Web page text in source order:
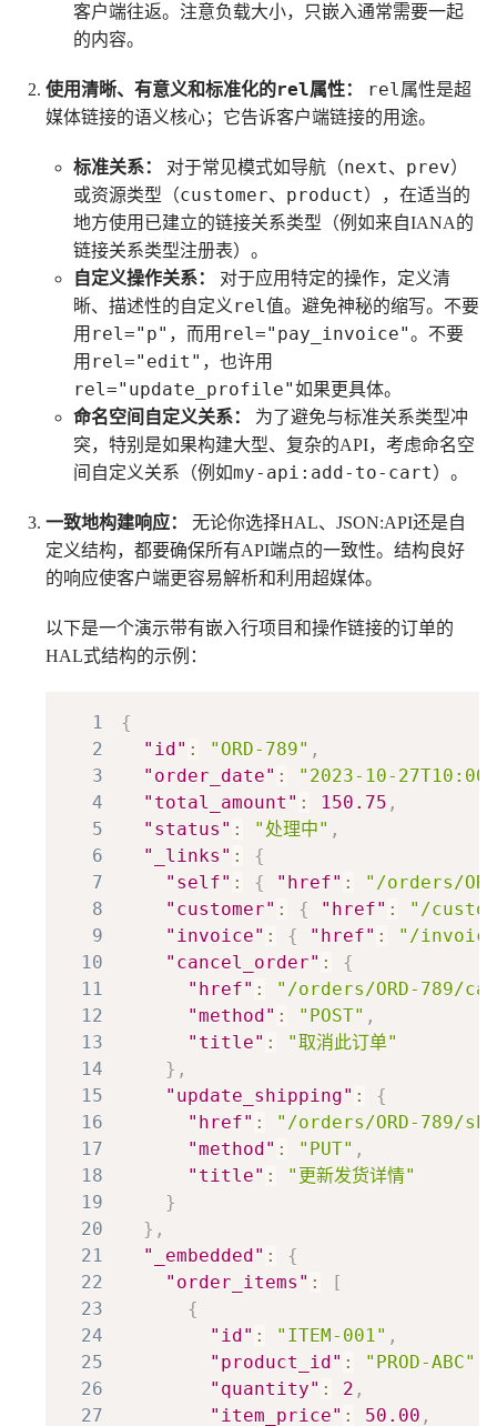
客户端往返。注意负载大小，只嵌入通常需要一起
的内容。
使用清晰、有意义和标准化的rel属性： rel 属性是超
媒体链接的语义核心；它告诉客户端链接的用途。
标准关系： 对于常见模式如导航（next、 prev）
或资源类型（customer、 product），在适当的
地方使用已建立的链接关系类型（例如来自IANA的
链接关系类型注册表）。
自定义操作关系：
对于应用特定的操作，定义清
晰、描述性的自定义 rel 值。避免神秘的缩写。不要
用 rel="p" ，而用 rel="pay_invoice"。不要
用 rel="edit" ，也许用
rel="update_profile"如果更具体。
命名空间自定义关系：
为了避免与标准关系类型冲
突，特别是如果构建大型、复杂的API，考虑命名空
间自定义关系（例如my-api:add-to-cart）。
一致地构建响应：
无论你选择HAL、JSON:API还是自
定义结构，都要确保所有API端点的一致性。结构良好
的响应使客户端更容易解析和利用超媒体。
以下是一个演示带有嵌入行项目和操作链接的订单的
HAL式结构的示例：
1
{
2
"id" : "ORD-789" ,
3
"order_date" :
"2023-10-
4
"total_amount" : 150.75 ,
5
"status" : "处理中" ,
6
"_links" :
{
7
"self" : { "href" :
"/orders/
8
"customer" : { "href" :
"/
9
"invoice" : { "href" :
"/
10
"cancel_order" :
{
11
"href" :
"/orders/ORD-789/
12
"method" : "POST" ,
13
"title" :
"取消此订单"
14
} ,
15
"update_shipping" :
{
16
"href" :
"/orders/ORD-789/
17
"method" : "PUT" ,
18
"title" :
"更新发货详情"
19
}
20
} ,
21
"_embedded" :
{
22
"order_items" :
[
23
{
24
"id" : "ITEM-001" ,
25
"product_id" : "PROD-ABC"
26
"quantity" : 2 ,
27
"item_price" : 50.00 ,